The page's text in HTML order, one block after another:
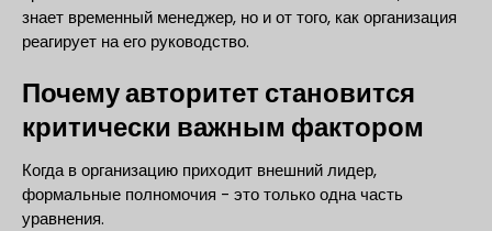
знает временный менеджер, но и от того, как организация
реагирует на его руководство.
Почему авторитет становится
критически важным фактором
Когда в организацию приходит внешний лидер,
формальные полномочия - это только одна часть
уравнения.